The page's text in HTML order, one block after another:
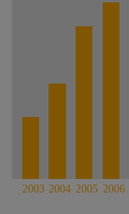
2003 2004 2005 2006